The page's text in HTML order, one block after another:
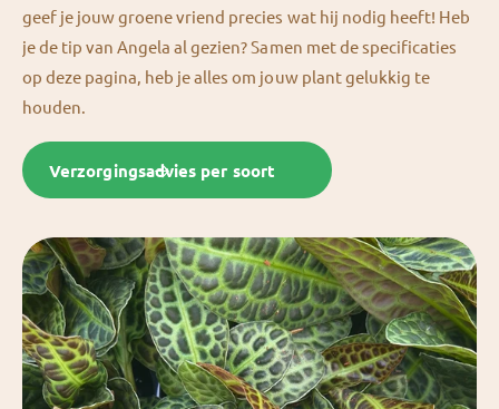
geef je jouw groene vriend precies wat hij nodig heeft! Heb
je de tip van Angela al gezien? Samen met de specificaties
op deze pagina, heb je alles om jouw plant gelukkig te
houden.
Verzorgingsadvies per soort